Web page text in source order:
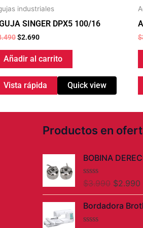
industriales
SINGER DPX5 100/16
$2.690
Añadir al carrito
Vista rápida Quick view
$
Productos en
BOBINA
V
o
a
$3.990
El
era:
$3.990.
$2.990
Bordadora